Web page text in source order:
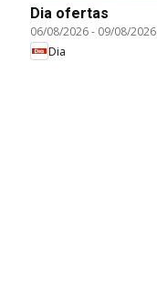
Dia ofertas
06/08/2026- 09/08/2026
Dia